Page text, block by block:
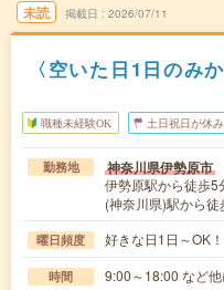
未読 掲載日 2026/07/11
〈空いた日1日のみ
職種未経験OK 土日祝日が休み
勤務地 神奈川県伊勢原市
伊勢原駅から徒歩5
(神奈川県)駅から
曜日頻度 好きな日1日～OK
時間
9:00～18:00 など